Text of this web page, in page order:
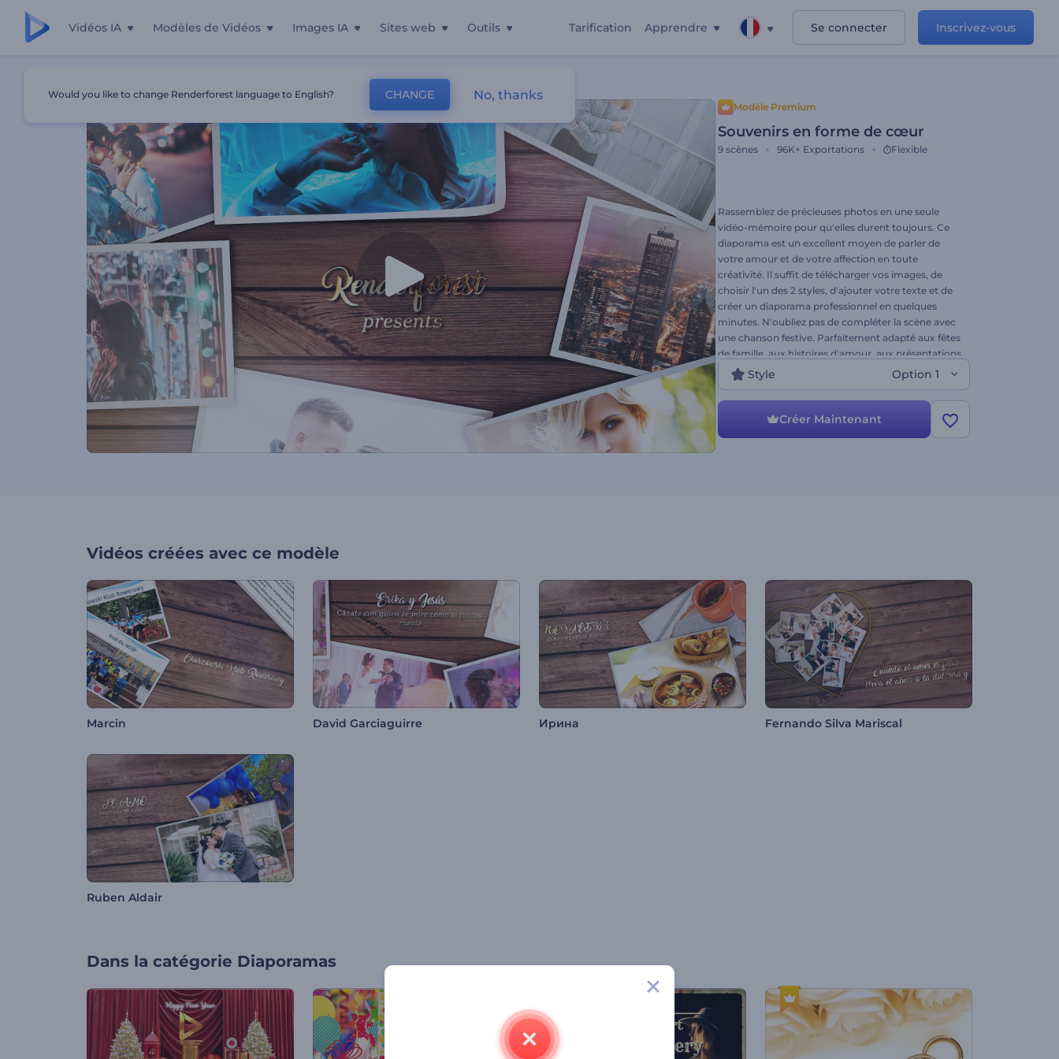
Vidéos IA Modèles de Vidéos Images IA Sites web Outils Tarification Apprendre Se connecter Inscrivez-vous
Modèle Premium
Souvenirs en forme de cœur
9 scènes 96K+ Exportations Flexible
Rassemblez de précieuses photos en une seule
vidéo-mémoire pour qu'elles durent toujours. Ce
diaporama est un excellent moyen de parler de
votre amour et de votre affection en toute
créativité. Il suffit de télécharger vos images, de
choisir l'un des 2 styles, d'ajouter votre texte et de
créer un diaporama professionnel en quelques
minutes. N'oubliez pas de compléter la scène avec
une chanson festive. Parfaitement adapté aux fêtes
de famille, aux histoires d'amour, aux présentations
de mariage et bien plus encore. Étonnez vos bien-
aimés avec un message vidéo unique !
Style Option 1
Créer Maintenant
Vidéos créées avec ce modèle
Marcin David Garciaguirre Ирина Fernando Silva Mariscal
Ruben Aldair
Dans la catégorie Diaporamas
Would you like to change Renderforest language to English? CHANGE No, thanks